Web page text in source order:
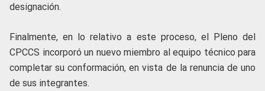
designación.
Finalmente, en lo relativo a este proceso, el Pleno del
CPCCS incorporó un nuevo miembro al equipo técnico para
completar su conformación, en vista de la renuncia de uno
de sus integrantes.